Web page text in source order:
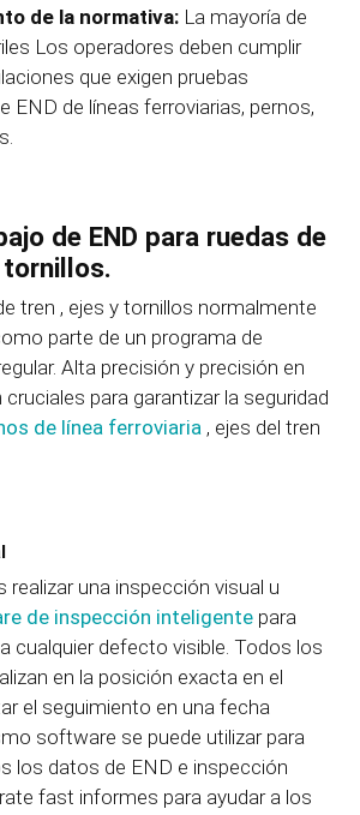
de la normativa: La mayoría de
Los operadores deben cumplir
que exigen pruebas
END de líneas ferroviarias, pernos,
de END para ruedas de
tren , ejes y tornillos normalmente
parte de un programa de
Alta precisión y precisión en
cruciales para garantizar la seguridad
de línea ferroviaria , ejes del tren
realizar una inspección visual u
de inspección inteligente para
cualquier defecto visible. Todos los
en la posición exacta en el
el seguimiento en una fecha
software se puede utilizar para
los datos de END e inspección
fast informes para ayudar a los